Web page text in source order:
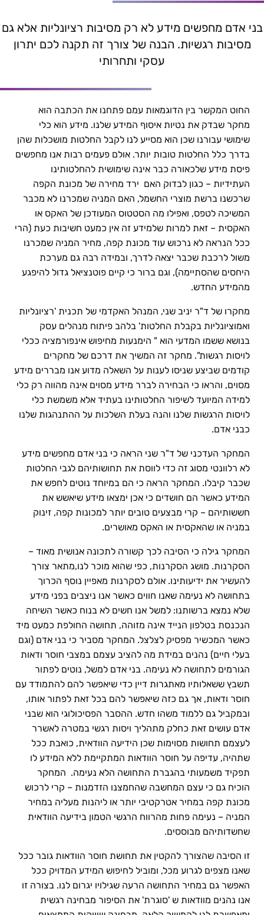
בני אדם מחפשים מידע לא רק מסיבות רציונליות אלא גם
מסיבות רגשיות. הבנה של צורך זה תקנה לכם יתרון
עסקי ותחרותי
החוט המקשר בין הדוגמאות עמם פתחנו את הכתבה הוא
מחקר שבדק את נטיות איסוף המידע שלנו. מידע הוא כלי
שימושי עבורנו שכן הוא מסייע לנו לקבל החלטות מושכלות שהן
בדרך כלל החלטות טובות יותר. אולם פעמים רבות אנו מחפשים
פיסת מידע שלכאורה כבר אינה שימושית להחלטותינו
העתידיות – כגון לבדוק האם ירד מחירה של מכונת הקפה
שרכשנו ברשת מוצרי החשמל, האם המניה שמכרנו לא מכבר
המשיכה לטפס, ואפילו מה הסטטוס המעודכן של האקס או
האקסית – זאת למרות שלמידע זה אין כמעט חשיבות כעת (הרי
ככל הנראה לא נרכוש עוד מכונת קפה, מחיר המניה שמכרנו
משול לרכבת שכבר יצאה לדרך, ובמידה רבה גם מערכת
היחסים שהסתיימה), וגם ברור כי קיים פוטנציאל גדול להיפגע
מהמידע החדש.
מחקרו של ד"ר יניב שני, המנהל האקדמי של תכנית 'רציונליות
ואמוציונליות בקבלת החלטות' בלהב פיתוח מנהלים עסק
בנושא ששמו המדעי הוא " הימנעות מחיפוש אינפורמציה ככלי
לויסות רגשות". מחקר זה המשיך את דרכם של מחקרים
קודמים שביצע שניסו לענות על השאלה מדוע אנו מבררים מידע
מסוים, והראו כי הבחירה לברר מידע מסוים אינה מהווה רק כלי
למידה המיועד לשיפור החלטותינו בעתיד אלא משמשת כלי
לויסות הרגשות שלנו והנה בעלת השלכות על ההתנהגות שלנו
כבני אדם.
המחקר העדכני של ד"ר שני הראה כי בני אדם מחפשים מידע
לא רלוונטי מסוג זה כדי לווסת את תחושותיהם לגבי החלטות
שכבר קיבלו. המחקר הראה כי הם במיוחד נוטים לחפש את
המידע כאשר הם חושדים כי אכן ימצאו מידע שיאשש את
חששותיהם – קרי מבצעים טובים יותר למכונות קפה, זינוק
במניה או שהאקסית או האקס מאושרים.
המחקר גילה כי הסיבה לכך קשורה לתכונה אנושית מאוד –
הסקרנות. מושג הסקרנות, כפי שהוא מוכר לנו,מתאר צורך
להעשיר את ידיעותינו. אולם לסקרנות מאפיין נוסף הכרוך
בתחושה לא נעימה שאנו חווים כאשר אנו ניצבים בפני מידע
שלא נמצא ברשותנו: למשל אנו חשים לא בנוח כאשר השיחה
הנכנסת בטלפון הנייד אינה מזוהה, תחושה החולפת כמעט מיד
כאשר המכשיר מפסיק לצלצל. המחקר מסביר כי בני אדם (וגם
בעלי חיים) נהנים במידת מה להציב עצמם במצבי חוסר ודאות
הגורמים לתחושה לא נעימה. בני אדם למשל, נוטים לפתור
תשבץ ששאלותיו מאתגרות דיין כדי שיאפשר להם להתמודד עם
חוסר ודאות, אך גם כזה שיאפשר להם בכל זאת לפתור אותו,
ובמקביל גם ללמוד משהו חדש. ההסבר הפסיכולוגי הוא שבני
אדם עושים זאת כחלק מתהליך ויסות רגשי במטרה לאשרר
לעצמם תחושות מסוימות שכן הידיעה הוודאית, כואבת ככל
שתהיה, עדיפה על חוסר הוודאות המתקיימת ללא המידע לו
תפקיד משמעותי בהגברת התחושה הלא נעימה. המחקר
הוכיח גם כי עצם המחשבה שהחמצנו הזדמנות – קרי לרכוש
מכונת קפה במחיר אטרקטיבי יותר או ליהנות מעליה במחיר
המניה – נעימה פחות מהרווח הרגשי הטמון בידיעה הוודאית
שחשדותיהם מבוססים.
זו הסיבה שהצורך להקטין את תחושת חוסר הוודאות גובר ככל
שאנו מצפים לגרוע מכל, ומוביל לחיפוש המידע המדויק ככל
האפשר גם במחיר התחושה הרעה שגילויו יגרום לנו. בצורה זו
אנו נהנים מוודאות ש 'סוגרת' את הסיפור מבחינה רגשית